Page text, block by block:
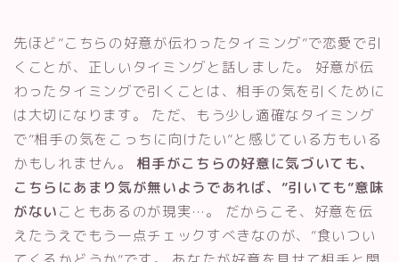
先ほど”こちらの好意が伝わったタイミング”で恋愛で引
くことが、正しいタイミングと話しました。 好意が伝
わったタイミングで引くことは、相手の気を引くために
は大切になります。 ただ、もう少し適確なタイミング
で”相手の気をこっちに向けたい”と感じている方もいる
かもしれません。 相手がこちらの好意に気づいても、
こちらにあまり気が無いようであれば、”引いても”意味
がないこともあるのが現実…。 だからこそ、好意を伝
えたうえでもう一点チェックすべきなのが、”食いつい